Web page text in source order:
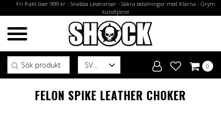
Fri frakt över 999 kr - Snabba Leveranser - Säkra betalningar med Klarna - Grym
kundtjänst
SV
Sök efter:
0
FELON SPIKE LEATHER CHOKER